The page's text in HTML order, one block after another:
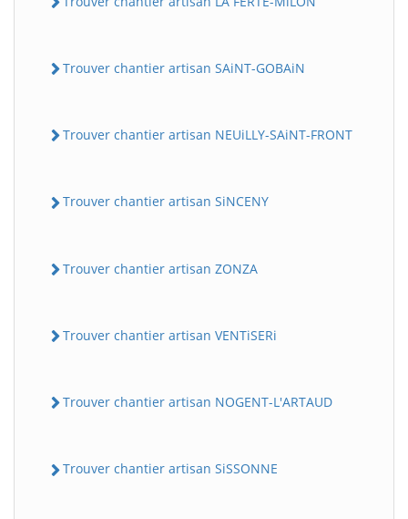
Trouver chantier artisan SAiNT-GOBAiN
Trouver chantier artisan NEUiLLY-SAiNT-FRONT
Trouver chantier artisan SiNCENY
Trouver chantier artisan ZONZA
Trouver chantier artisan VENTiSERi
Trouver chantier artisan NOGENT-L'ARTAUD
Trouver chantier artisan SiSSONNE